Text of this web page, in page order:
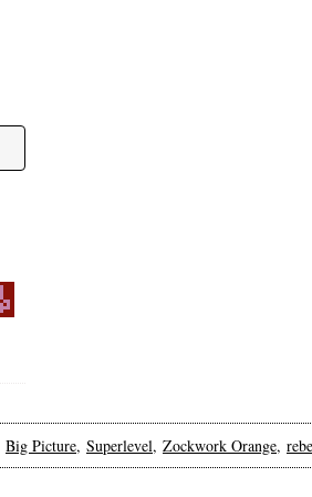
Big Picture, Superlevel, Zockwork Orange,